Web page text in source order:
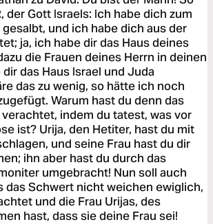
der Gott Israels: Ich habe dich zum
und ich habe dich aus der
ja, ich habe dir das Haus deines
die Frauen deines Herrn in deinen
das Haus Israel und Juda
das zu wenig, so hätte ich noch
Warum hast du denn das
verachtet, indem du tatest, was vor
ist? Urija, den Hetiter, hast du mit
und seine Frau hast du dir
ihn aber hast du durch das
umgebracht! Nun soll auch
das Schwert nicht weichen ewiglich,
und die Frau Urijas, des
hast, dass sie deine Frau sei!